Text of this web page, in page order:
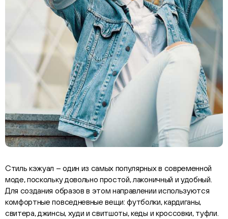
Стиль кэжуал – один из самых популярных в современной
моде, поскольку довольно простой, лаконичный и удобный.
Для создания образов в этом направлении используются
комфортные повседневные вещи: футболки, кардиганы,
свитера, джинсы, худи и свитшоты, кеды и кроссовки, туфли.